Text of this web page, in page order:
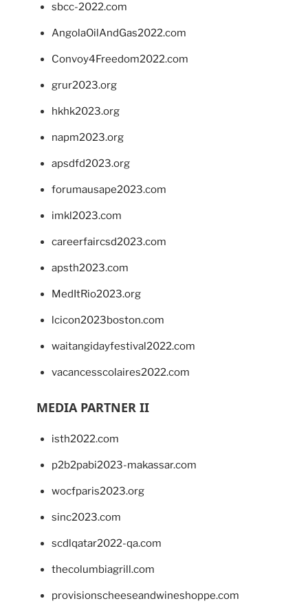
sbcc-2022.com
AngolaOilAndGas2022.com
Convoy4Freedom2022.com
grur2023.org
hkhk2023.org
napm2023.org
apsdfd2023.org
forumausape2023.com
imkl2023.com
careerfaircsd2023.com
apsth2023.com
MedItRio2023.org
lcicon2023boston.com
waitangidayfestival2022.com
vacancesscolaires2022.com
MEDIA PARTNER II
isth2022.com
p2b2pabi2023-makassar.com
wocfparis2023.org
sinc2023.com
scdlqatar2022-qa.com
thecolumbiagrill.com
provisionscheeseandwineshoppe.com